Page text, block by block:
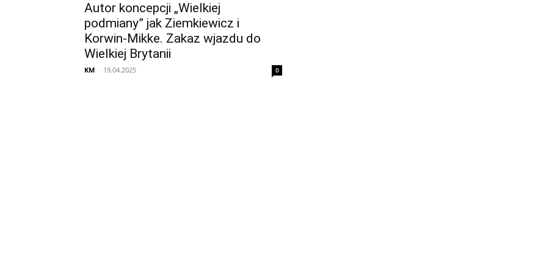
Autor koncepcji „Wielkiej
podmiany” jak Ziemkiewicz i
Korwin-Mikke. Zakaz wjazdu do
Wielkiej Brytanii
KM - 19.04.2025 0